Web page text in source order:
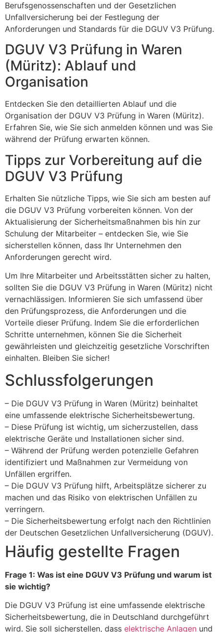
Berufsgenossenschaften und der Gesetzlichen
Unfallversicherung bei der Festlegung der
Anforderungen und Standards für die DGUV V3 Prüfung.
DGUV V3 Prüfung in Waren
(Müritz): Ablauf und
Organisation
Entdecken Sie den detaillierten Ablauf und die
Organisation der DGUV V3 Prüfung in Waren (Müritz).
Erfahren Sie, wie Sie sich anmelden können und was Sie
während der Prüfung erwarten können.
Tipps zur Vorbereitung auf die
DGUV V3 Prüfung
Erhalten Sie nützliche Tipps, wie Sie sich am besten auf
die DGUV V3 Prüfung vorbereiten können. Von der
Aktualisierung der Sicherheitsmaßnahmen bis hin zur
Schulung der Mitarbeiter – entdecken Sie, wie Sie
sicherstellen können, dass Ihr Unternehmen den
Anforderungen gerecht wird.
Um Ihre Mitarbeiter und Arbeitsstätten sicher zu halten,
sollten Sie die DGUV V3 Prüfung in Waren (Müritz) nicht
vernachlässigen. Informieren Sie sich umfassend über
den Prüfungsprozess, die Anforderungen und die
Vorteile dieser Prüfung. Indem Sie die erforderlichen
Schritte unternehmen, können Sie die Sicherheit
gewährleisten und gleichzeitig gesetzliche Vorschriften
einhalten. Bleiben Sie sicher!
Schlussfolgerungen
– Die DGUV V3 Prüfung in Waren (Müritz) beinhaltet
eine umfassende elektrische Sicherheitsbewertung.
– Diese Prüfung ist wichtig, um sicherzustellen, dass
elektrische Geräte und Installationen sicher sind.
– Während der Prüfung werden potenzielle Gefahren
identifiziert und Maßnahmen zur Vermeidung von
Unfällen ergriffen.
– Die DGUV V3 Prüfung hilft, Arbeitsplätze sicherer zu
machen und das Risiko von elektrischen Unfällen zu
verringern.
– Die Sicherheitsbewertung erfolgt nach den Richtlinien
der Deutschen Gesetzlichen Unfallversicherung (DGUV).
Häufig gestellte Fragen
Frage 1: Was ist eine DGUV V3 Prüfung und warum ist
sie wichtig?
Die DGUV V3 Prüfung ist eine umfassende elektrische
Sicherheitsbewertung, die in Deutschland durchgeführt
wird. Sie soll sicherstellen, dass elektrische Anlagen und